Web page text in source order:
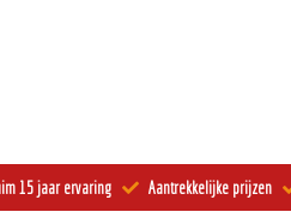
15 jaar ervaring Aantrekkelijke prijzen